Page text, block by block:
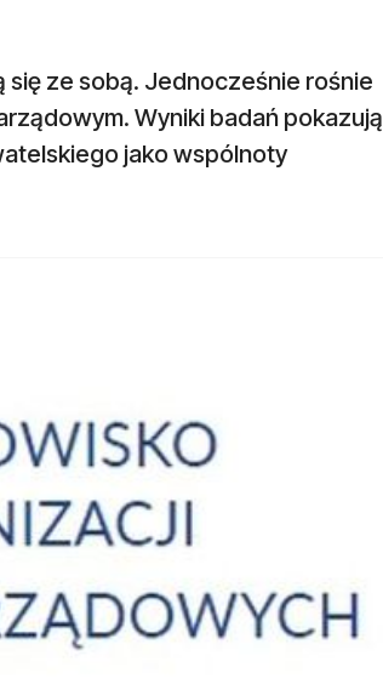
ze sobą. Jednocześnie rośnie
Wyniki badań pokazują
jako wspólnoty